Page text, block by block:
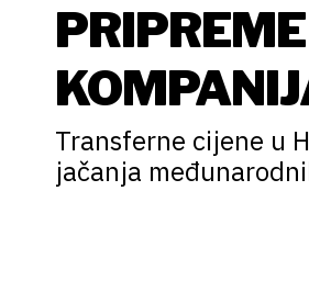
Transferne cijene u
jačanja